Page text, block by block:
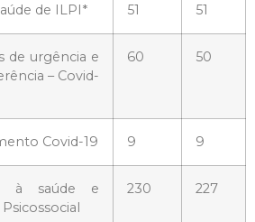
de ILPI* 51 51
de urgência e
– Covid-
60 50
Covid-19 9 9
à saúde e
230 227